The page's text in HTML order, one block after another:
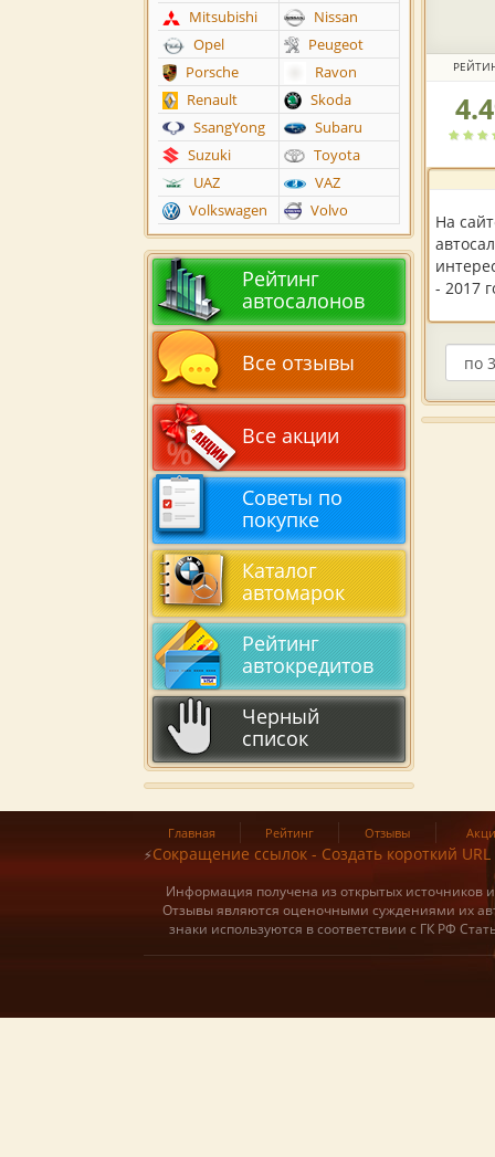
версии
На
- 2017
Mitsubishi
Nissan
Opel
Peugeot
Porsche
Ravon
Renault
Skoda
SsangYong
Subaru
Suzuki
Toyota
UAZ
VAZ
Volkswagen
Volvo
Рейтинг
автосалонов
Все отзывы
Все акции
Советы по
покупке
Каталог
автомарок
Рейтинг
автокредитов
Черный
список
Главная Рейтинг Отзывы
⚡Сокращение ссылок - Создать короткий URL
Информация получена из открытых источников
Отзывы являются оценочными суждениями их
знаки используются в соответствии с ГК РФ